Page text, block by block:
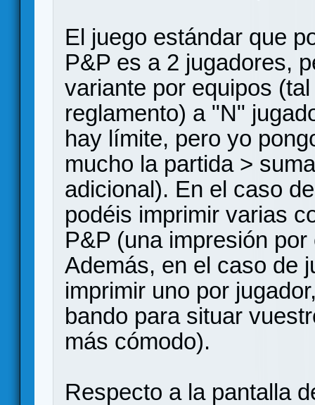
El juego estándar que
P&P es a 2 jugadores,
variante por equipos
reglamento) a "N"
hay límite, pero yo
mucho la partida >
adicional). En el caso
podéis imprimir varias
P&P (una impresión
Además, en el caso de
imprimir uno por
bando para situar
más cómodo).
Respecto a la pantalla